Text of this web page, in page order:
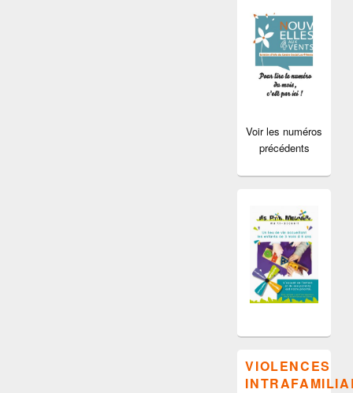
Voir les numéros
précédents
VIOLENCES